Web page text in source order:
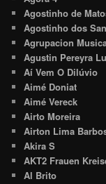
Agostinho de
Agostinho dos
Agrupacion
Agustin Pereyra
Aí Vem O Dilúvio
Aimé Doniat
Aimé Vereck
Airto Moreira
Airton Lima
Akira S
AKT2 Frauen
Al Brito